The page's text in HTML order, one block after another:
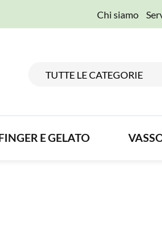
Chi siamo
E GELATO